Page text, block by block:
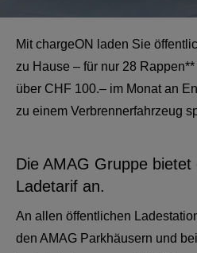
Geschäftskunden
Mit chargeON laden Sie
zu Hause – für nur 28
über CHF 100.– im Monat an
zu einem Verbrennerfahrzeug
Die AMAG Gruppe bietet
Ladetarif an.
An allen öffentlichen
den AMAG Parkhäusern und